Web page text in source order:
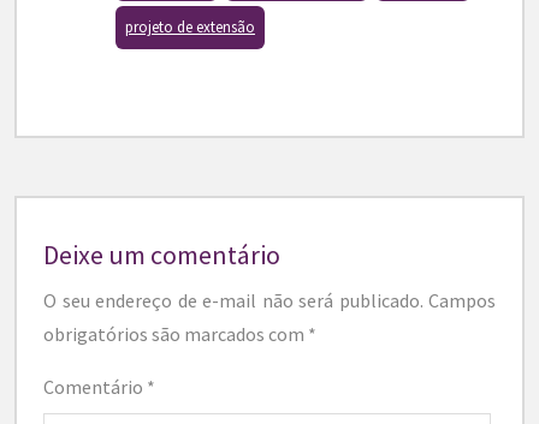
projeto de extensão
Deixe um comentário
O seu endereço de e-mail não será publicado. Campos
obrigatórios são marcados com *
Comentário *